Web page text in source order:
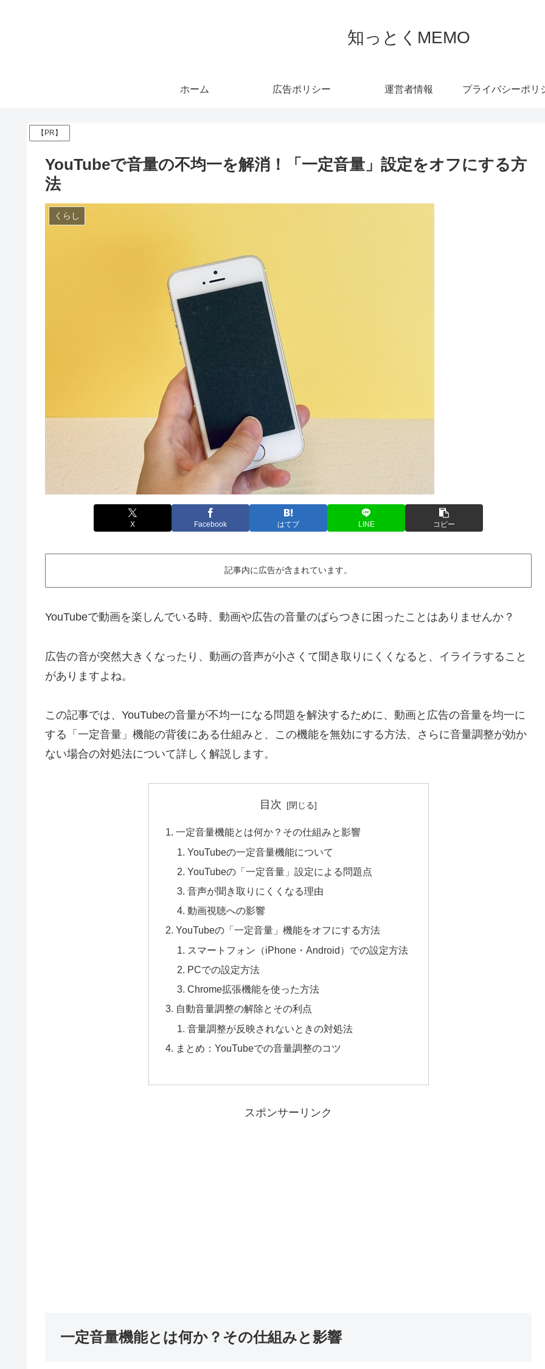
知っとくMEMO
ホーム 広告ポリシー 運営者情報
【PR】
YouTubeで音量の不均一を解消！「一定音量」設定をオフにする方
法
くらし
X Facebook はてブ LINE コピー
記事内に広告が含まれています。
YouTubeで動画を楽しんでいる時、動画や広告の音量のばらつきに困ったことはありませんか？
広告の音が突然大きくなったり、動画の音声が小さくて聞き取りにくくなると、イライラすること
がありますよね。
この記事では、YouTubeの音量が不均一になる問題を解決するために、動画と広告の音量を均一に
する「一定音量」機能の背後にある仕組みと、この機能を無効にする方法、さらに音量調整が効か
ない場合の対処法について詳しく解説します。
目次
一定音量機能とは何か？その仕組みと影響
YouTubeの一定音量機能について
YouTubeの「一定音量」設定による問題点
音声が聞き取りにくくなる理由
動画視聴への影響
YouTubeの「一定音量」機能をオフにする方法
スマートフォン（iPhone・Android）での設定方法
PCでの設定方法
Chrome拡張機能を使った方法
自動音量調整の解除とその利点
音量調整が反映されないときの対処法
まとめ：YouTubeでの音量調整のコツ
スポンサーリンク
一定音量機能とは何か？その仕組みと影響